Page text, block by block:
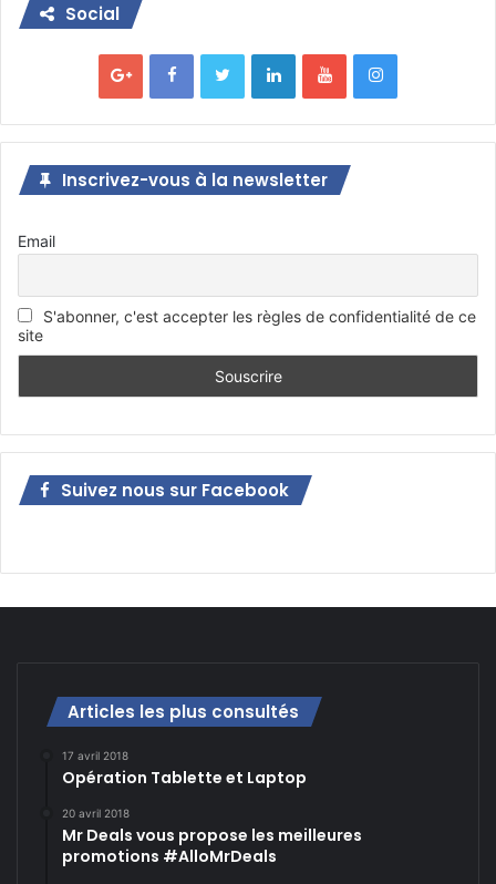
Social
Inscrivez-vous à la newsletter
Email
S'abonner, c'est accepter les règles de confidentialité de ce
site
Suivez nous sur Facebook
Articles les plus consultés
17 avril 2018
Opération Tablette et Laptop
20 avril 2018
Mr Deals vous propose les meilleures
promotions #AlloMrDeals